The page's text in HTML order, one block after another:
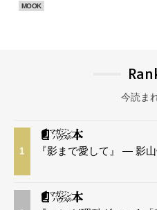
MOOK
今読ま
1 『影まで愛して』 — 影